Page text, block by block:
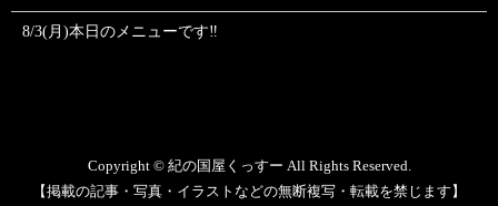
8/3(月)本日のメニューです‼️
Copyright © 紀の国屋くっすー All Rights Reserved.
【掲載の記事・写真・イラストなどの無断複写・転載を禁じます】